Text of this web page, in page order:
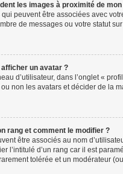
les images à proximité de mon
qui peuvent être associées avec
de messages ou votre statut
un avatar ?
d’utilisateur, dans l’onglet «
non les avatars et décider de la
rang et comment le modifier ?
être associés au nom
l’intitulé d’un rang car il est
tolérée et un modérateur